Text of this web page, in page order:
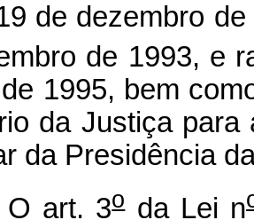
de dezembro
de 1993, e
1995, bem
da Justiça
da Presidência
art. 3oda Lei n